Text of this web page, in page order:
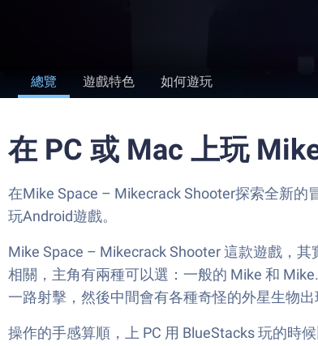
總覽 遊戲特色 如何遊玩
在 PC 或 Mac 上玩
在Mike Space – Mikecrack Shooter探索全新
玩Android遊戲。
Mike Space – Mikecrack Shooter 這款遊戲，
相關，主角有兩種可以選：一般的 Mike 和
一路射擊，然後中間會有各種奇怪的外星生物
操作的手感算順，上 PC 用 BlueStacks 玩的時